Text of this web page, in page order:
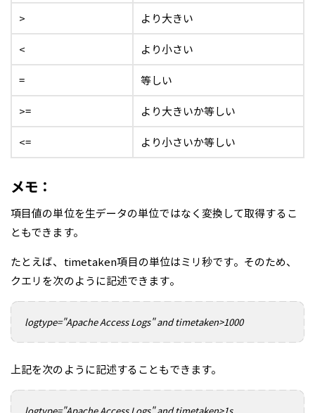
>
より大きい
<
より小さい
=
等しい
>=
より大きいか等しい
<=
より小さいか等しい
メモ：
項目値の単位を生データの単位ではなく変換して取得するこ
ともできます。
たとえば、timetaken項目の単位はミリ秒です。そのため、
クエリを次のように記述できます。
logtype="Apache Access Logs" and timetaken>1000
上記を次のように記述することもできます。